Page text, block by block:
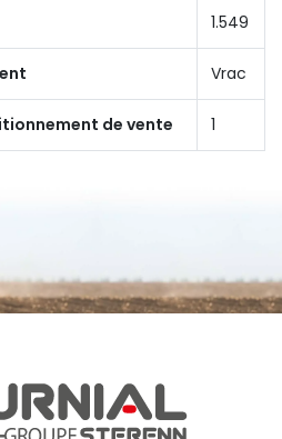
1.549
Vrac
de vente 1